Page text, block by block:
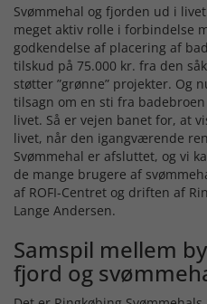
Svømmehal og fjorden ud i
meget aktiv rolle i forbindelse
godkendelse af placering af
tilskud på 75.000 kr. fra den
støtter ”grønne” projekter. Og
tilsagn om en sti fra
livet. Så er vejen banet for, at
livet, når den igangværende
Svømmehal er afsluttet, og vi
de mange brugere af
af ROFI-Centret og driften af
Lange Andersen.
Samspil mellem
fjord og